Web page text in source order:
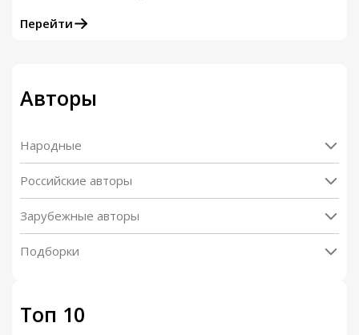
Перейти
Авторы
Народные
Российские авторы
Зарубежные авторы
Подборки
Топ 10